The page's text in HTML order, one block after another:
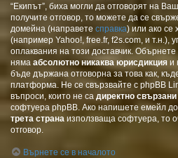
“Екипът”, биха могли да отговорят на
получите отговор, то можете да се
домейна (направете справка) или ако се
(например Yahoo!, free.fr, f2s.com, и т.н.),
оплаквания на този доставчик.
няма абсолютно никаква юрисдикция и
бъде държана отговорна за това как,
платформа. Не се свързвайте с phpBB
въпроси, които не са директно свързани
софтуера phpBB. Ако напишете емейл
трета страна използваща софтуера, то
отговор.
Върнете се в началото